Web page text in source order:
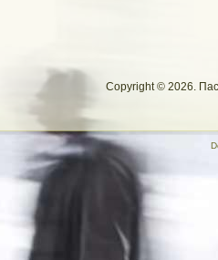
Copyright © 2026.